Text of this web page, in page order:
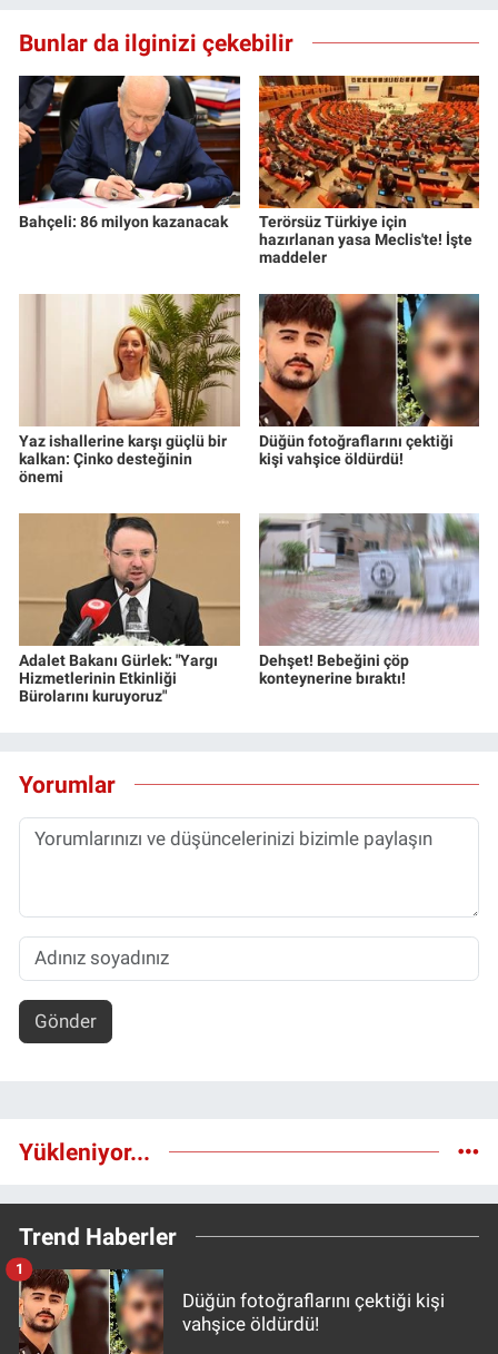
Bunlar da ilginizi çekebilir
Bahçeli: 86 milyon kazanacak
Terörsüz Türkiye için
hazırlanan yasa Meclis'te! İşte
maddeler
Yaz ishallerine karşı güçlü bir
kalkan: Çinko desteğinin
önemi
Düğün fotoğraflarını çektiği
kişi vahşice öldürdü!
Adalet Bakanı Gürlek: "Yargı
Hizmetlerinin Etkinliği
Bürolarını kuruyoruz"
Dehşet! Bebeğini çöp
konteynerine bıraktı!
Yorumlar
Gönder
Yükleniyor...
Trend Haberler
Düğün fotoğraflarını çektiği kişi
vahşice öldürdü!
1